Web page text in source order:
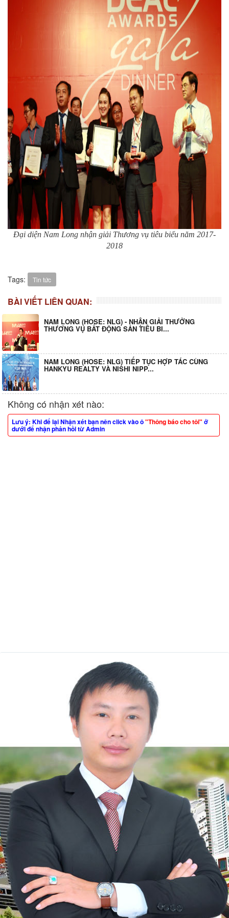
Đại diện Nam Long nhận giải Thương vụ tiêu biểu năm 2017-
2018
Tags: Tin tức
BÀI VIẾT LIÊN QUAN:
NAM LONG (HOSE: NLG) - NHẬN GIẢI THƯỞNG
THƯƠNG VỤ BẤT ĐỘNG SẢN TIÊU BI...
NAM LONG (HOSE: NLG) TIẾP TỤC HỢP TÁC CÙNG
HANKYU REALTY VÀ NISHI NIPP...
Không có nhận xét nào:
Lưu ý: Khi để lại Nhận xét bạn nên click vào ô"Thông báo cho tôi" ở
dưới để nhận phản hồi từ Admin